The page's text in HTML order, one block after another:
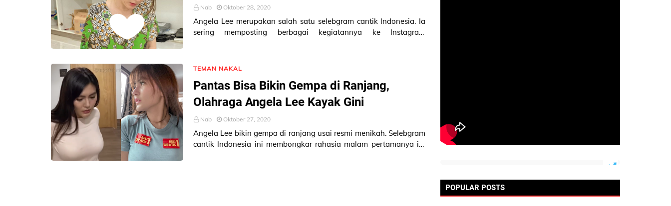
Nab Oktober 28, 2020
Angela Lee merupakan salah satu selebgram cantik Indonesia. Ia
sering memposting berbagai kegiatannya ke Instagram
TEMAN NAKAL
Pantas Bisa Bikin Gempa di Ranjang,
Olahraga Angela Lee Kayak Gini
Nab Oktober 27, 2020
Angela Lee bikin gempa di ranjang usai resmi menikah. Selebgram
cantik Indonesia ini membongkar rahasia malam pertamanya ini
POPULAR POSTS